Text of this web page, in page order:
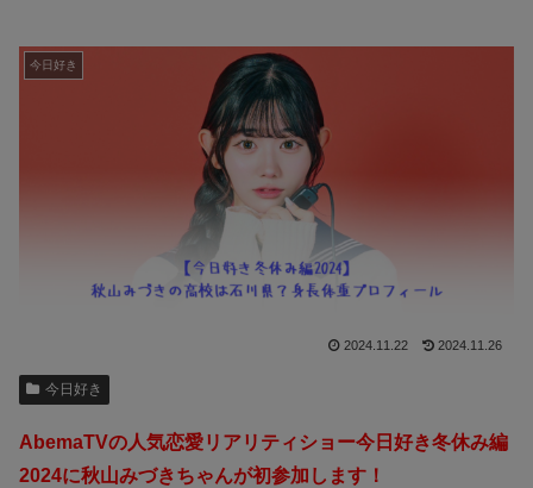
今日好き
2024.11.22 2024.11.26
今日好き
AbemaTVの人気恋愛リアリティショー今日好き冬休み編
2024に秋山みづきちゃんが初参加します！